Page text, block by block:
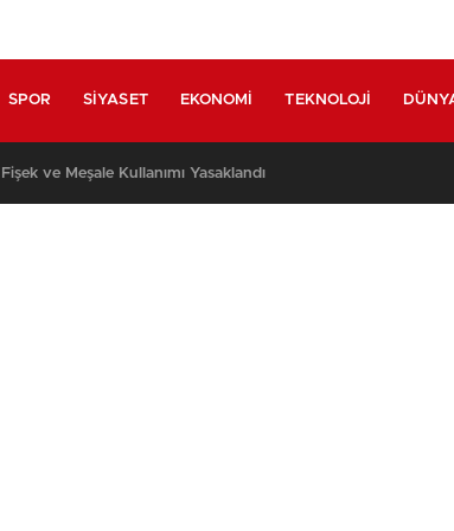
SPOR SIYASET EKONOMI TEKNOLOJI
ve Meşale Kullanımı Yasaklandı